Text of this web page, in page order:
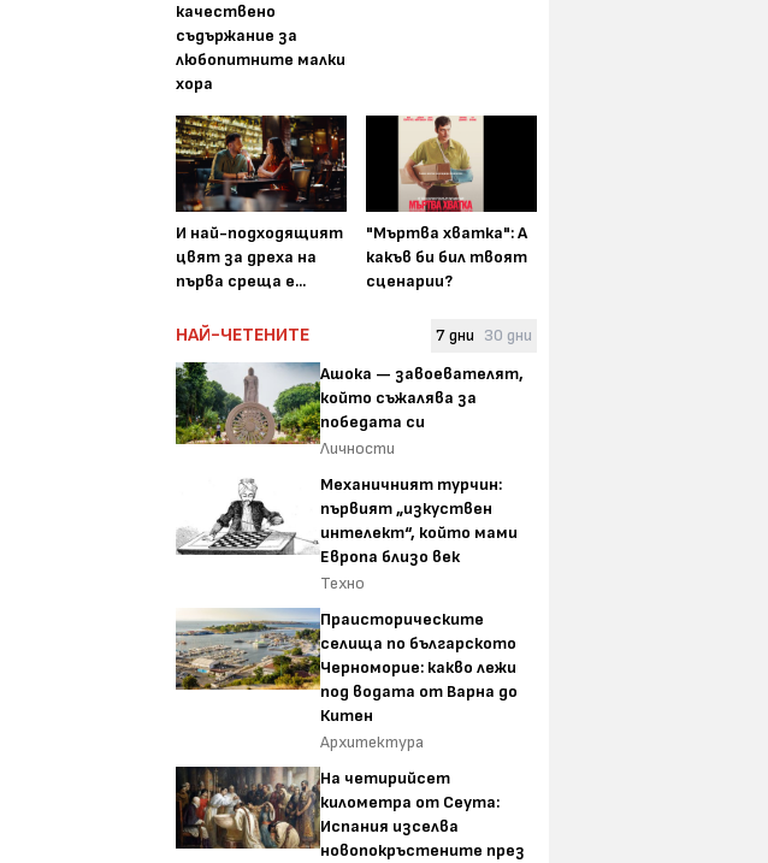
качествено
съдържание за
любопитните малки
хора
И най-подходящият
цвят за дреха на
първа среща е...
"Мъртва хватка": А
какъв би бил твоят
сценарии?
НАЙ-ЧЕТЕНИТЕ 7 дни 30 дни
Ашока — завоевателят,
който съжалява за
победата си
Личности
Механичният турчин:
първият „изкуствен
интелект“, който мами
Европа близо век
Техно
Праисторическите
селища по българското
Черноморие: какво лежи
под водата от Варна до
Китен
Архитектура
На четирийсет
километра от Сеута:
Испания изселва
новопокръстените през